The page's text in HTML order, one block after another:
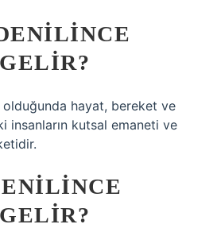
hayat, bereket ve
insanların kutsal emaneti ve